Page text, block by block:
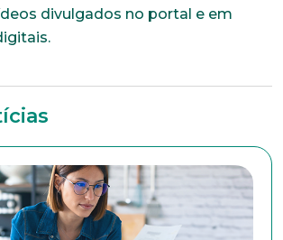
divulgados no portal e em